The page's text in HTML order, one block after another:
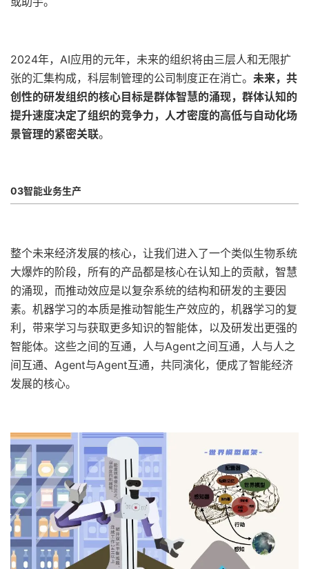
2024年，AI应用的元年，未来的组织将由三层人和无限扩
张的汇集构成，科层制管理的公司制度正在消亡。 未来，共
创性的研发组织的核心目标是群体智慧的涌现，群体认知的
提升速度决定了组织的竞争力，人才密度的高低与自动化场
景管理的紧密关联。
03智能业务生产
整个未来经济发展的核心，让我们进入了一个类似生物系统
大爆炸的阶段，所有的产品都是核心在认知上的贡献，智慧
的涌现，而推动效应是以复杂系统的结构和研发的主要因
素。机器学习的本质是推动智能生产效应的，机器学习的复
利，带来学习与获取更多知识的智能体，以及研发出更强的
智能体。这些之间的互通，人与Agent之间互通，人与人之
间互通、Agent与Agent互通，共同演化，便成了智能经济
发展的核心。